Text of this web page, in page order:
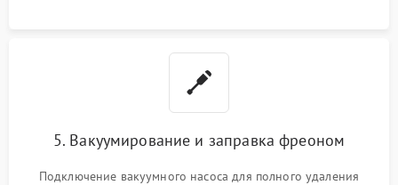
5. Вакуумирование и заправка фреоном
Подключение вакуумного насоса для полного удаления